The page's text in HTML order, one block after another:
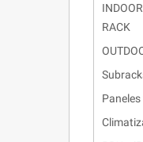
RACK